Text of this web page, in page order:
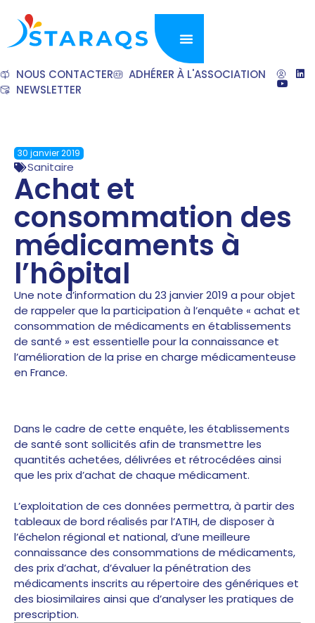
NOUS CONTACTER
ADHÉRER À L'ASSOCIATION
NEWSLETTER
30 janvier 2019
Sanitaire
Achat et
consommation des
médicaments à
l’hôpital
Une note d’information du 23 janvier 2019 a pour objet
de rappeler que la participation à l’enquête « achat et
consommation de médicaments en établissements
de santé » est essentielle pour la connaissance et
l’amélioration de la prise en charge médicamenteuse
en France.
Dans le cadre de cette enquête, les établissements
de santé sont sollicités afin de transmettre les
quantités achetées, délivrées et rétrocédées ainsi
que les prix d’achat de chaque médicament.
L’exploitation de ces données permettra, à partir des
tableaux de bord réalisés par l’ATIH, de disposer à
l’échelon régional et national, d’une meilleure
connaissance des consommations de médicaments,
des prix d’achat, d’évaluer la pénétration des
médicaments inscrits au répertoire des génériques et
des biosimilaires ainsi que d’analyser les pratiques de
prescription.